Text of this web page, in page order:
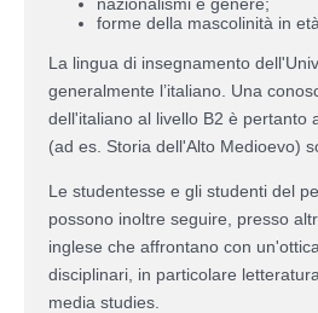
forme della mascolinità in
La lingua di insegnamento
generalmente l’italiano. Una
dell'italiano al livello B2 è pertanto
(ad es. Storia dell'Alto Medioevo)
Le studentesse e gli studenti del
possono inoltre seguire, presso
inglese che affrontano con
disciplinari, in particolare
media studies.